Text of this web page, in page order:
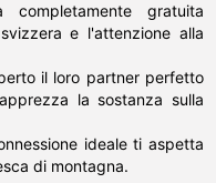
completamente gratuita
e l'attenzione alla
il loro partner perfetto
la sostanza sulla
ideale ti aspetta
di montagna.